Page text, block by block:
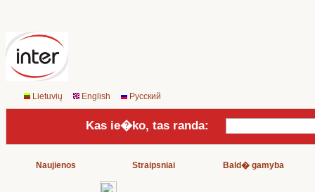
Lietuvių English Русский
Kas ie�ko, tas randa:
Naujienos Straipsniai Bald� gamyba